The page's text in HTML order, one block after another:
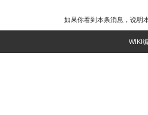
如果你看到本条消息，说明
WIKI